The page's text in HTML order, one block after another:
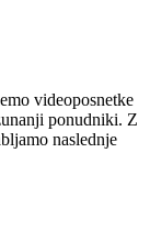
videoposnetke
ponudniki. Z
naslednje